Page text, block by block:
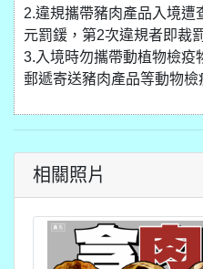
2.違規攜帶豬肉產品入境遭
元罰鍰，第2次違規者即裁
3.入境時勿攜帶動植物檢疫
郵遞寄送豬肉產品等動物檢
相關照片